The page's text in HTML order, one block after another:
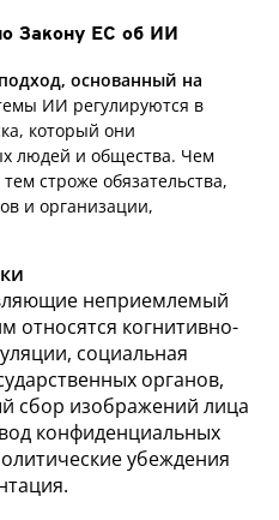
Закону ЕС об ИИ
подход, основанный на
ИИ регулируются в
который они
людей и общества. Чем
строже обязательства,
и организации,
неприемлемый
относятся когнитивно-
социальная
органов,
сбор изображений лица
конфиденциальных
убеждения